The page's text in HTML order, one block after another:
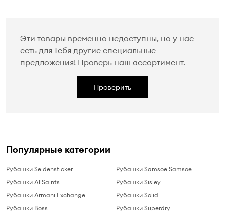
Эти товары временно недоступны, но у нас
есть для Тебя другие специальные
предложения! Проверь наш ассортимент.
Проверить
Популярные категории
Рубашки Seidensticker
Рубашки AllSaints
Рубашки Armani Exchange
Рубашки Boss
Рубашки Samsoe Samsoe
Рубашки Sisley
Рубашки Solid
Рубашки Superdry